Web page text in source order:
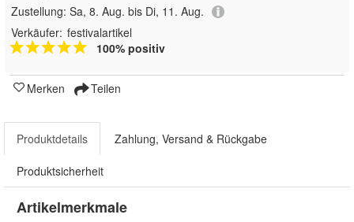
Zustellung: Sa, 8. Aug. bis Di, 11. Aug.
Verkäufer: festivalartikel
100% positiv
Merken Teilen
Produktdetails Zahlung, Versand & Rückgabe
Produktsicherheit
Artikelmerkmale